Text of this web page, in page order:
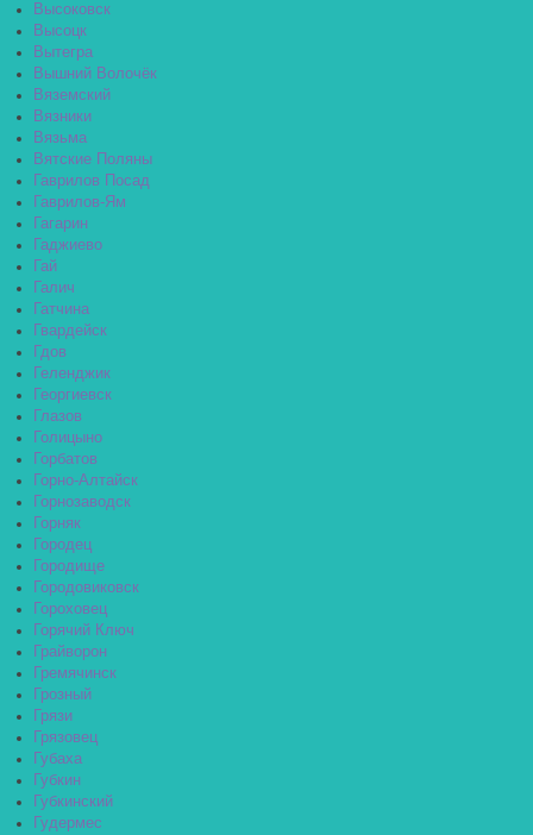
Высоковск
Высоцк
Вытегра
Вышний Волочёк
Вяземский
Вязники
Вязьма
Вятские Поляны
Гаврилов Посад
Гаврилов-Ям
Гагарин
Гаджиево
Гай
Галич
Гатчина
Гвардейск
Гдов
Геленджик
Георгиевск
Глазов
Голицыно
Горбатов
Горно-Алтайск
Горнозаводск
Горняк
Городец
Городище
Городовиковск
Гороховец
Горячий Ключ
Грайворон
Гремячинск
Грозный
Грязи
Грязовец
Губаха
Губкин
Губкинский
Гудермес